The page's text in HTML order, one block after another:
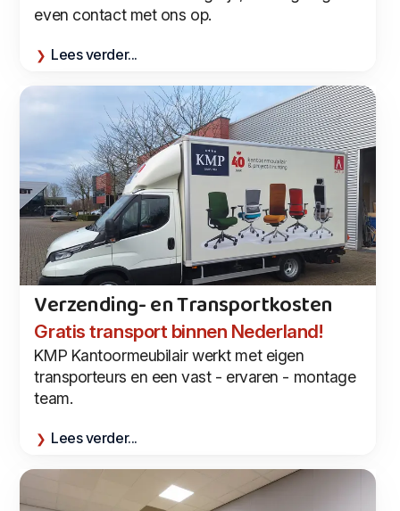
even contact met ons op.
Lees verder...
Verzending- en Transportkosten
Gratis transport binnen Nederland!
KMP Kantoormeubilair werkt met eigen
transporteurs en een vast - ervaren - montage
team.
Lees verder...